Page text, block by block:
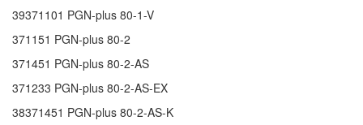
39371101 PGN-plus 80-1-V
371151 PGN-plus 80-2
371451 PGN-plus 80-2-AS
371233 PGN-plus 80-2-AS-EX
38371451 PGN-plus 80-2-AS-K